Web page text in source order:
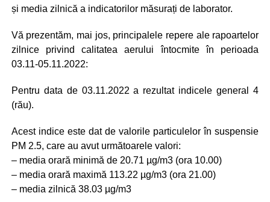
și media zilnică a indicatorilor măsurați de laborator.
Vă prezentăm, mai jos, principalele repere ale rapoartelor
zilnice privind calitatea aerului întocmite în perioada
03.11-05.11.2022:
Pentru data de 03.11.2022 a rezultat indicele general 4
(rău).
Acest indice este dat de valorile particulelor în suspensie
PM 2.5, care au avut următoarele valori:
– media orară minimă de 20.71 µg/m3 (ora 10.00)
– media orară maximă 113.22 µg/m3 (ora 21.00)
– media zilnică 38.03 µg/m3